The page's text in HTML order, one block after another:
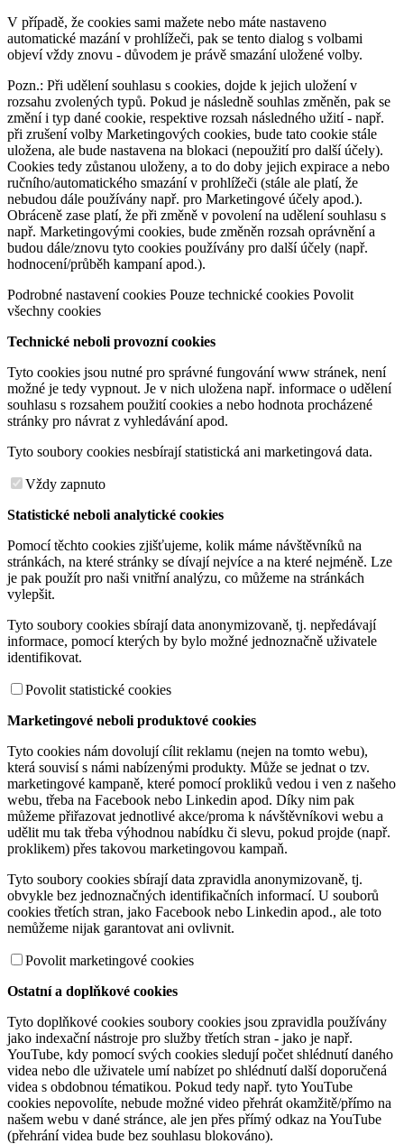
V případě, že cookies sami mažete nebo máte nastaveno
automatické mazání v prohlížeči, pak se tento dialog s volbami
objeví vždy znovu - důvodem je právě smazání uložené volby.
Pozn.: Při udělení souhlasu s cookies, dojde k jejich uložení v
rozsahu zvolených typů. Pokud je následně souhlas změněn, pak se
změní i typ dané cookie, respektive rozsah následného užití - např.
při zrušení volby Marketingových cookies, bude tato cookie stále
uložena, ale bude nastavena na blokaci (nepoužití pro další účely).
Cookies tedy zůstanou uloženy, a to do doby jejich expirace a nebo
ručního/automatického smazání v prohlížeči (stále ale platí, že
nebudou dále používány např. pro Marketingové účely apod.).
Obráceně zase platí, že při změně v povolení na udělení souhlasu s
např. Marketingovými cookies, bude změněn rozsah oprávnění a
budou dále/znovu tyto cookies používány pro další účely (např.
hodnocení/průběh kampaní apod.).
Podrobné nastavení cookies Pouze technické cookies Povolit
všechny cookies
Technické neboli provozní cookies
Tyto cookies jsou nutné pro správné fungování www stránek, není
možné je tedy vypnout. Je v nich uložena např. informace o udělení
souhlasu s rozsahem použití cookies a nebo hodnota procházené
stránky pro návrat z vyhledávání apod.
Tyto soubory cookies nesbírají statistická ani marketingová data.
Vždy zapnuto
Statistické neboli analytické cookies
Pomocí těchto cookies zjišťujeme, kolik máme návštěvníků na
stránkách, na které stránky se dívají nejvíce a na které nejméně. Lze
je pak použít pro naši vnitřní analýzu, co můžeme na stránkách
vylepšit.
Tyto soubory cookies sbírají data anonymizovaně, tj. nepředávají
informace, pomocí kterých by bylo možné jednoznačně uživatele
identifikovat.
Povolit statistické cookies
Marketingové neboli produktové cookies
Tyto cookies nám dovolují cílit reklamu (nejen na tomto webu),
která souvisí s námi nabízenými produkty. Může se jednat o tzv.
marketingové kampaně, které pomocí prokliků vedou i ven z našeho
webu, třeba na Facebook nebo Linkedin apod. Díky nim pak
můžeme přiřazovat jednotlivé akce/proma k návštěvníkovi webu a
udělit mu tak třeba výhodnou nabídku či slevu, pokud projde (např.
proklikem) přes takovou marketingovou kampaň.
Tyto soubory cookies sbírají data zpravidla anonymizovaně, tj.
obvykle bez jednoznačných identifikačních informací. U souborů
cookies třetích stran, jako Facebook nebo Linkedin apod., ale toto
nemůžeme nijak garantovat ani ovlivnit.
Povolit marketingové cookies
Ostatní a doplňkové cookies
Tyto doplňkové cookies soubory cookies jsou zpravidla používány
jako indexační nástroje pro služby třetích stran - jako je např.
YouTube, kdy pomocí svých cookies sledují počet shlédnutí daného
videa nebo dle uživatele umí nabízet po shlédnutí další doporučená
videa s obdobnou tématikou. Pokud tedy např. tyto YouTube
cookies nepovolíte, nebude možné video přehrát okamžitě/přímo na
našem webu v dané stránce, ale jen přes přímý odkaz na YouTube
(přehrání videa bude bez souhlasu blokováno).